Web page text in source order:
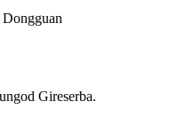
Dongguan
Gireserba.